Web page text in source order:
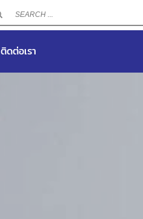
ติดต่อเรา